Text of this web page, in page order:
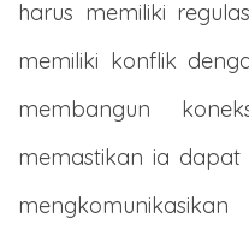
harus memiliki
memiliki konflik
membangun
memastikan ia dapat